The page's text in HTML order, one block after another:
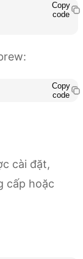
Copy
code
Copy
code
cài đặt,
cấp hoặc